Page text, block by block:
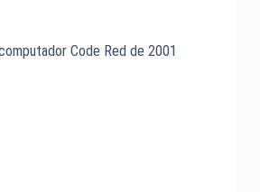
Code Red de 2001